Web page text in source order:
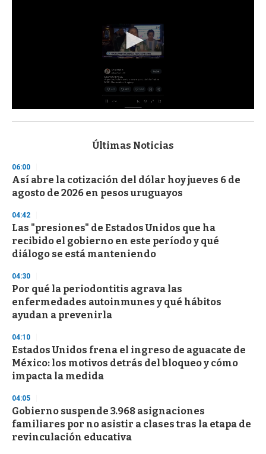
s
d
s
o
f
3
s
c
o
d
s
Últimas Noticias
06:00
Así abre la cotización del dólar hoy jueves 6 de
agosto de 2026 en pesos uruguayos
04:42
Las "presiones" de Estados Unidos que ha
recibido el gobierno en este período y qué
diálogo se está manteniendo
04:30
Por qué la periodontitis agrava las
enfermedades autoinmunes y qué hábitos
ayudan a prevenirla
04:10
Estados Unidos frena el ingreso de aguacate de
México: los motivos detrás del bloqueo y cómo
impacta la medida
04:05
Gobierno suspende 3.968 asignaciones
familiares por no asistir a clases tras la etapa de
revinculación educativa